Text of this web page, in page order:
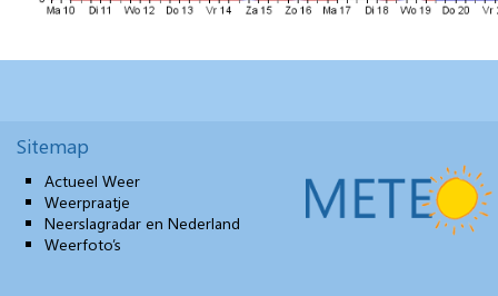
Sitemap
Actueel Weer
Weerpraatje
Neerslagradar en Nederland
Weerfoto’s